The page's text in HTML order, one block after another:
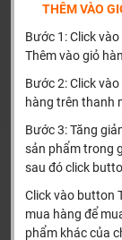
sản phẩm có
là phải có
Bán hàng có
khách hàng
thích hợp để
hàng có thể
không phù
hợp với áp
nhà tắm.....
Thành thật:
nguồn gốc,
THÊM VÀO
Bước 1: Click
Thêm vào giỏ
Bước 2: Click
hàng trên thanh
Bước 3: Tăng
sản phẩm trong
sau đó click
Click vào button
mua hàng để
phẩm khác của
HN: số 160
(Cách đại học
HCM và các
đặt hàng
0904501766
Thông tin